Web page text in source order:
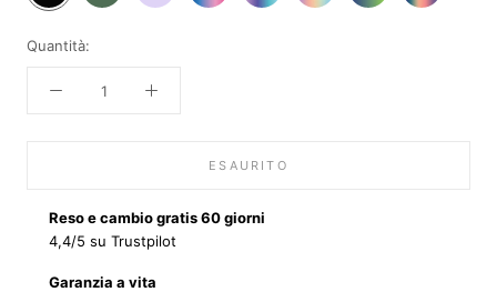
Quantità:
ESAURITO
Reso e cambio gratis 60 giorni
4,4/5 su Trustpilot
Garanzia a vita